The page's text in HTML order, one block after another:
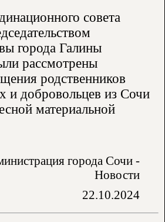
совета
города Галины
рассмотрены
родственников
и добровольцев из Сочи
материальной
города Сочи -
Новости
22.10.2024